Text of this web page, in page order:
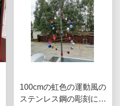
100cmの虹色の運動風の
ステンレス鋼の彫刻によ